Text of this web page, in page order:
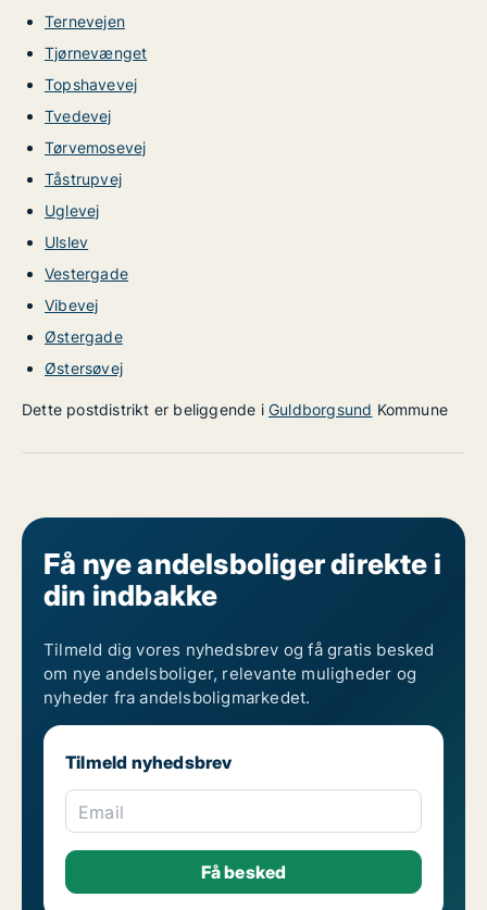
Ternevejen
Tjørnevænget
Topshavevej
Tvedevej
Tørvemosevej
Tåstrupvej
Uglevej
Ulslev
Vestergade
Vibevej
Østergade
Østersøvej
Dette postdistrikt er beliggende i Guldborgsund Kommune
Få nye andelsboliger direkte i
din indbakke
Tilmeld dig vores nyhedsbrev og få gratis besked
om nye andelsboliger, relevante muligheder og
nyheder fra andelsboligmarkedet.
Tilmeld nyhedsbrev
Email